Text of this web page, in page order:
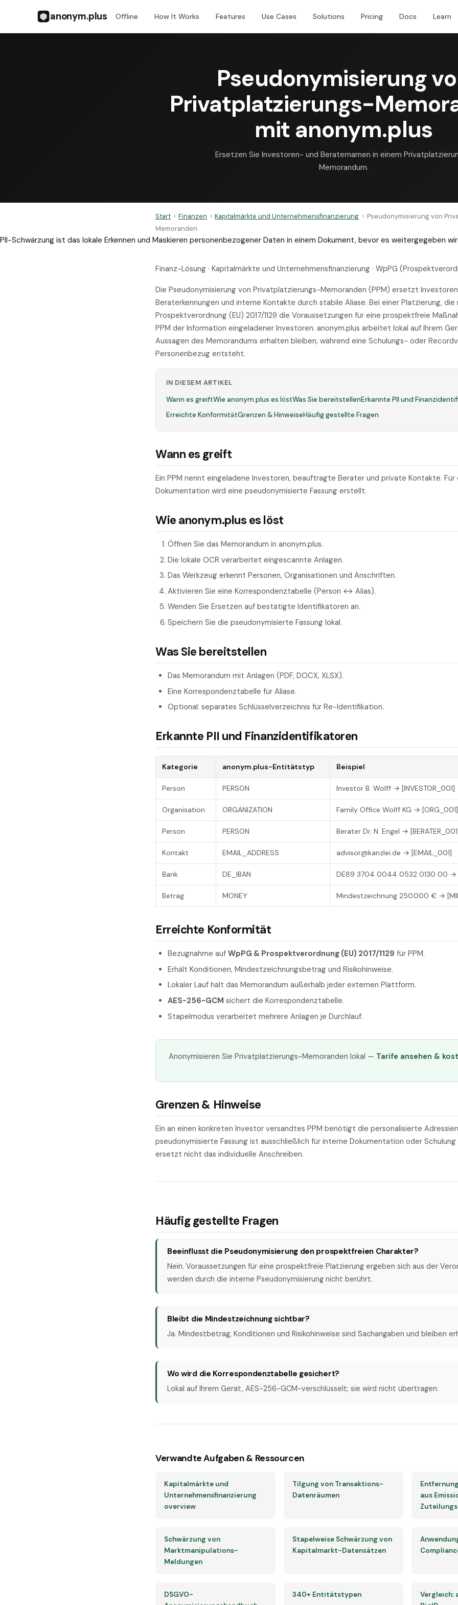
anonym.plus Offline How It Works Features Use Cases Solutions Pricing Docs Learn
Pseudonymisierung
Privatplatzierungs-
mit anonym.plus
Ersetzen Sie Investoren- und Beraternamen in einem
Memorandum.
Start › Finanzen › Kapitalmärkte und Unternehmensfinanzierung › Pseudonymisierung von
Memoranden
PII-Schwärzung ist das lokale Erkennen und Maskieren personenbezogener Daten in einem Dokument, bevor es weitergegeben
Finanz-Lösung · Kapitalmärkte und Unternehmensfinanzierung · WpPG
Die Pseudonymisierung von Privatplatzierungs-Memoranden (PPM) ersetzt
Beraterkennungen und interne Kontakte durch stabile Aliase. Bei einer Platzierung, die
Prospektverordnung (EU) 2017/1129 die Voraussetzungen für eine prospektfreie
PPM der Information eingeladener Investoren. anonym.plus arbeitet lokal auf Ihrem
Aussagen des Memorandums erhalten bleiben, während eine Schulungs- oder
Personenbezug entsteht.
IN DIESEM ARTIKEL
Wann es greiftWie anonym.plus es löstWas Sie bereitstellenErkannte PII und
Erreichte KonformitätGrenzen & HinweiseHäufig gestellte Fragen
Wann es greift
Ein PPM nennt eingeladene Investoren, beauftragte Berater und private Kontakte. Für
Dokumentation wird eine pseudonymisierte Fassung erstellt.
Wie anonym.plus es löst
Öffnen Sie das Memorandum in anonym.plus.
Die lokale OCR verarbeitet eingescannte Anlagen.
Das Werkzeug erkennt Personen, Organisationen und Anschriften.
Aktivieren Sie eine Korrespondenztabelle (Person ↔ Alias).
Wenden Sie Ersetzen auf bestätigte Identifikatoren an.
Speichern Sie die pseudonymisierte Fassung lokal.
Was Sie bereitstellen
Das Memorandum mit Anlagen (PDF, DOCX, XLSX).
Eine Korrespondenztabelle für Aliase.
Optional: separates Schlüsselverzeichnis für Re-Identifikation.
Erkannte PII und Finanzidentifikatoren
Kategorie anonym.plus-Entitätstyp Beispiel
Person PERSON Investor B. Wolff → [INVESTOR_001]
Organisation ORGANIZATION Family Office Wolff KG → [ORG_001]
Person PERSON Berater Dr. N. Engel →
Kontakt EMAIL_ADDRESS advisor@kanzlei.de → [EMAIL_001]
Bank DE_IBAN DE89 3704 0044 0532 0130 00 →
Betrag MONEY Mindestzeichnung 250.000 € →
Erreichte Konformität
Bezugnahme auf WpPG & Prospektverordnung (EU) 2017/1129 für PPM.
Erhält Konditionen, Mindestzeichnungsbetrag und Risikohinweise.
Lokaler Lauf hält das Memorandum außerhalb jeder externen Plattform.
AES-256-GCM sichert die Korrespondenztabelle.
Stapelmodus verarbeitet mehrere Anlagen je Durchlauf.
Anonymisieren Sie Privatplatzierungs-Memoranden lokal — Tarife ansehen &
Grenzen & Hinweise
Ein an einen konkreten Investor versandtes PPM benötigt die personalisierte
pseudonymisierte Fassung ist ausschließlich für interne Dokumentation oder
ersetzt nicht das individuelle Anschreiben.
Häufig gestellte Fragen
Beeinflusst die Pseudonymisierung den prospektfreien Charakter?
Nein. Voraussetzungen für eine prospektfreie Platzierung ergeben sich aus der
werden durch die interne Pseudonymisierung nicht berührt.
Bleibt die Mindestzeichnung sichtbar?
Ja. Mindestbetrag, Konditionen und Risikohinweise sind Sachangaben und bleiben
Wo wird die Korrespondenztabelle gesichert?
Lokal auf Ihrem Gerät, AES-256-GCM-verschlüsselt; sie wird nicht übertragen.
Verwandte Aufgaben & Ressourcen
Kapitalmärkte und
Unternehmensfinanzierung
overview
Tilgung von Transaktions-
Datenräumen
aus
Schwärzung von
Marktmanipulations-
Meldungen
Stapelweise Schwärzung von
Kapitalmarkt-Datensätzen
DSGVO-
340+ Entitätstypen
Vergleich: